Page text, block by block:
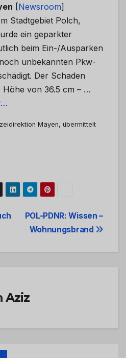
[Newsroom]
Stadtgebiet Polch,
ein geparkter
beim Ein-/Ausparken
unbekannten Pkw-
Der Schaden
Höhe von 36.5 cm – …
Mayen, übermittelt
POL-PDNR: Wissen –
Wohnungsbrand
Aziz